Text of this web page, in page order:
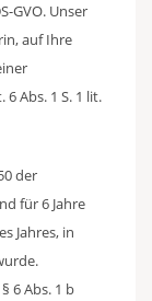
GVO. Unser
auf Ihre
Abs. 1 S. 1 lit.
der
für 6 Jahre
Jahres, in
6 Abs. 1 b